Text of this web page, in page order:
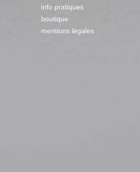
info pratiques
boutique
mentions légales